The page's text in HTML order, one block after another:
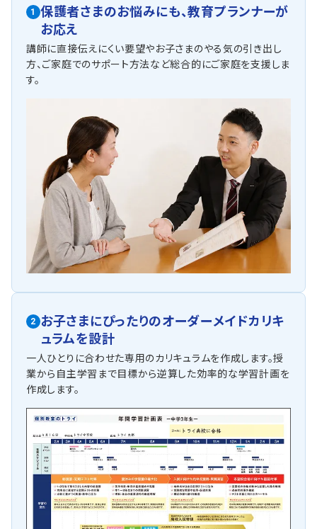
1 保護者さまのお悩みにも、教育プランナーが
お応え
講師に直接伝えにくい要望やお子さまのやる気の引き出し
方、ご家庭でのサポート方法など総合的にご家庭を支援しま
す。
2 お子さまにぴったりのオーダーメイドカリキ
ュラムを設計
一人ひとりに合わせた専用のカリキュラムを作成します。授
業から自主学習まで目標から逆算した効率的な学習計画を
作成します。